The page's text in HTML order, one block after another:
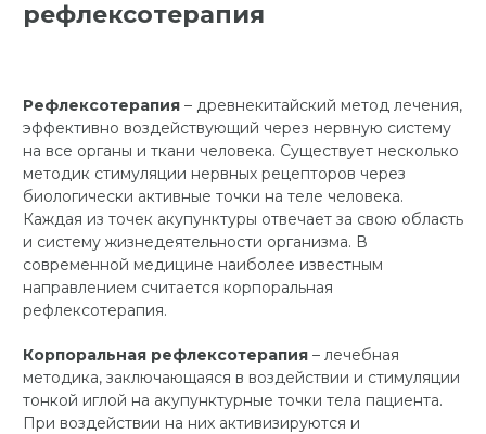
рефлексотерапия
Рефлексотерапия – древнекитайский метод лечения,
эффективно воздействующий через нервную систему
на все органы и ткани человека. Существует несколько
методик стимуляции нервных рецепторов через
биологически активные точки на теле человека.
Каждая из точек акупунктуры отвечает за свою область
и систему жизнедеятельности организма. В
современной медицине наиболее известным
направлением считается корпоральная
рефлексотерапия.
Корпоральная рефлексотерапия – лечебная
методика, заключающаяся в воздействии и стимуляции
тонкой иглой на акупунктурные точки тела пациента.
При воздействии на них активизируются и